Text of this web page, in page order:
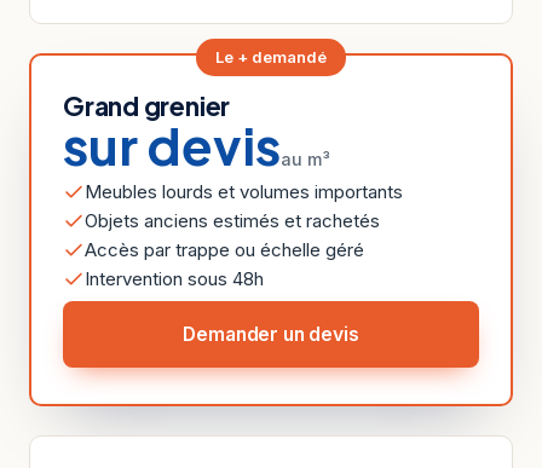
Le + demandé
Grand grenier
sur devisau m³
Meubles lourds et volumes importants
Objets anciens estimés et rachetés
Accès par trappe ou échelle géré
Intervention sous 48h
Demander un devis